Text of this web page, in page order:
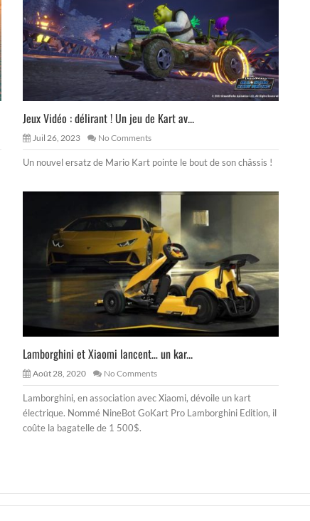
Jeux Vidéo : délirant ! Un jeu de Kart av...
Juil 26, 2023 No Comments
Un nouvel ersatz de Mario Kart pointe le bout de son châssis !
Lamborghini et Xiaomi lancent… un kar...
Août 28, 2020 No Comments
Lamborghini, en association avec Xiaomi, dévoile un kart
électrique. Nommé NineBot GoKart Pro Lamborghini Edition, il
coûte la bagatelle de 1 500$.